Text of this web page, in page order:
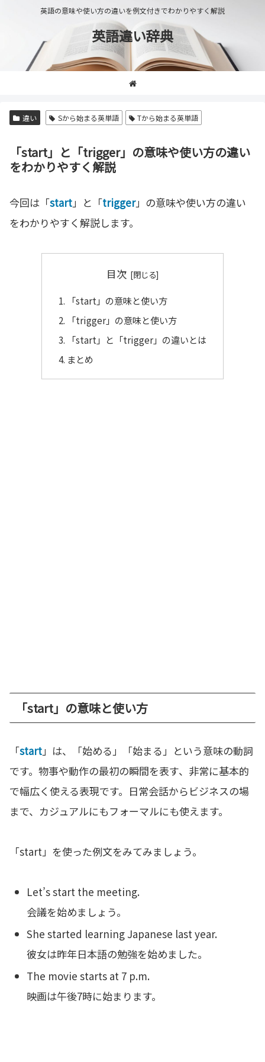
英語の意味や使い方の違いを例文付きでわかりやすく解説
英語違い辞典
違い Sから始まる英単語 Tから始まる英単語
「start」と「trigger」の意味や使い方の違い
をわかりやすく解説
今回は「start」と「trigger」の意味や使い方の違い
をわかりやすく解説します。
目次
「start」の意味と使い方
「trigger」の意味と使い方
「start」と「trigger」の違いとは
まとめ
「start」の意味と使い方
「start」は、「始める」「始まる」という意味の動詞
です。物事や動作の最初の瞬間を表す、非常に基本的
で幅広く使える表現です。日常会話からビジネスの場
まで、カジュアルにもフォーマルにも使えます。
「start」を使った例文をみてみましょう。
Let’s start the meeting.
会議を始めましょう。
She started learning Japanese last year.
彼女は昨年日本語の勉強を始めました。
The movie starts at 7 p.m.
映画は午後7時に始まります。